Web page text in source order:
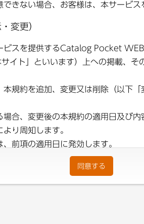
本コンテンツは閲覧できま